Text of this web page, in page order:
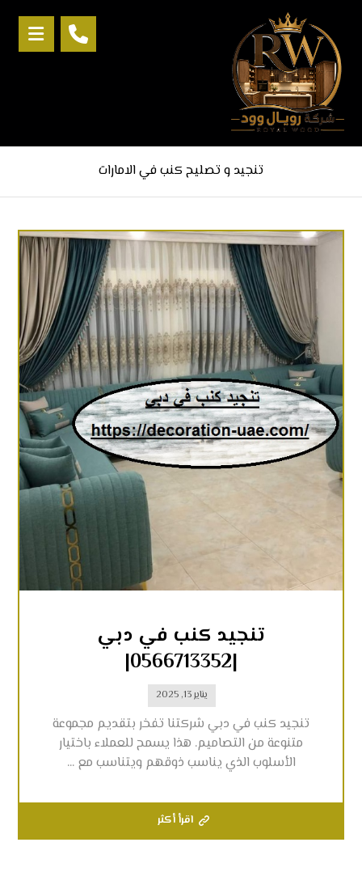
تنجيد و تصليح كنب في الامارات
تنجيد كنب في دبي
|0566713352|
يناير 13, 2025
تنجيد كنب في دبي شركتنا تفخر بتقديم مجموعة
متنوعة من التصاميم. هذا يسمح للعملاء باختيار
الأسلوب الذي يناسب ذوقهم ويتناسب مع ...
اقرأ أكثر